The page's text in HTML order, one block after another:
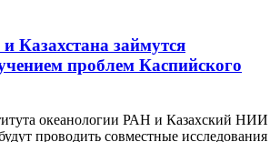
Казахстана займутся
проблем Каспийского
океанологии РАН и Казахский НИИ
проводить совместные исследования